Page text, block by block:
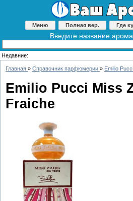
Меню Полная вер. Где
Введите название
Недавние:
Главная » Справочник парфюмерии » Emilio Pucci
Emilio Pucci Miss
Fraiche